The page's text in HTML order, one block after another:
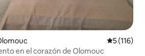
5 (116)
en el corazón de Olomouc